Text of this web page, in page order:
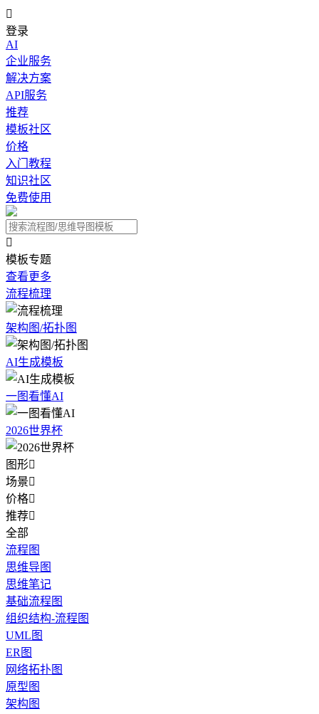

登录
AI
企业服务
解决方案
API服务
推荐
模板社区
价格
入门教程
知识社区
免费使用

模板专题
查看更多
流程梳理
架构图/拓扑图
AI生成模板
一图看懂AI
2026世界杯
图形
场景
价格
推荐
全部
流程图
思维导图
思维笔记
基础流程图
组织结构-流程图
UML图
ER图
网络拓扑图
原型图
架构图